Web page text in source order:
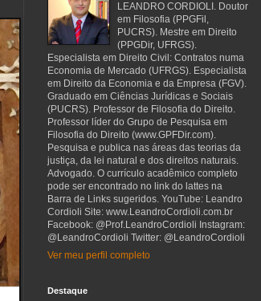
LEANDRO CORDIOLI. Doutor
em Filosofia (PPGFil,
PUCRS). Mestre em Direito
(PPGDir, UFRGS).
Especialista em Direito Civil: Contratos numa
Economia de Mercado (UFRGS). Especialista
em Direito da Economia e da Empresa (FGV).
Graduado em Ciências Jurídicas e Sociais
(PUCRS). Professor de Filosofia do Direito.
Professor líder do Grupo de Pesquisa em
Filosofia do Direito (www.GPFDir.com).
Pesquisa e publica nas áreas das teorias da
justiça, da lei natural e dos direitos naturais.
Advogado. O currículo acadêmico completo
pode ser encontrado no link do lattes na
Barra de Links sugeridos. YouTube: Leandro
Cordioli Site: www.LeandroCordioli.com.br
Facebook: @Prof.LeandroCordioli Instagram:
@LeandroCordioli Twitter: @LeandroCordioli
Ver meu perfil completo
Destaque